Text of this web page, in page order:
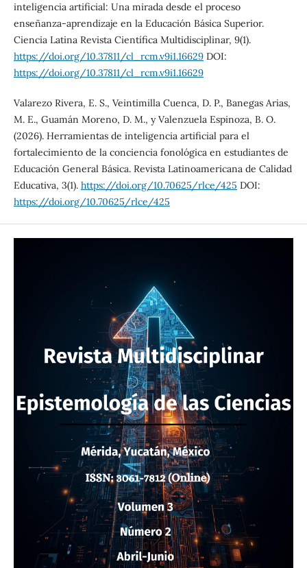
inteligencia artificial: Una mirada desde el proceso
enseñanza-aprendizaje en la Educación Básica Superior.
Ciencia Latina Revista Científica Multidisciplinar, 9(1).
https://doi.org/10.37811/cl_rcm.v9i1.16629DOI:
https://doi.org/10.37811/cl_rcm.v9i1.16629
Valarezo Rivera, E. S., Veintimilla Cuenca, D. P., Banegas Arias,
M. E., Guamán Moreno, D. M., y Valenzuela Espinoza, B. O.
(2026). Herramientas de inteligencia artificial para el
fortalecimiento de la conciencia fonológica en estudiantes de
Educación General Básica. Revista Latinoamericana de Calidad
Educativa, 3(1). https://doi.org/10.70625/rlce/425 DOI:
https://doi.org/10.70625/rlce/425